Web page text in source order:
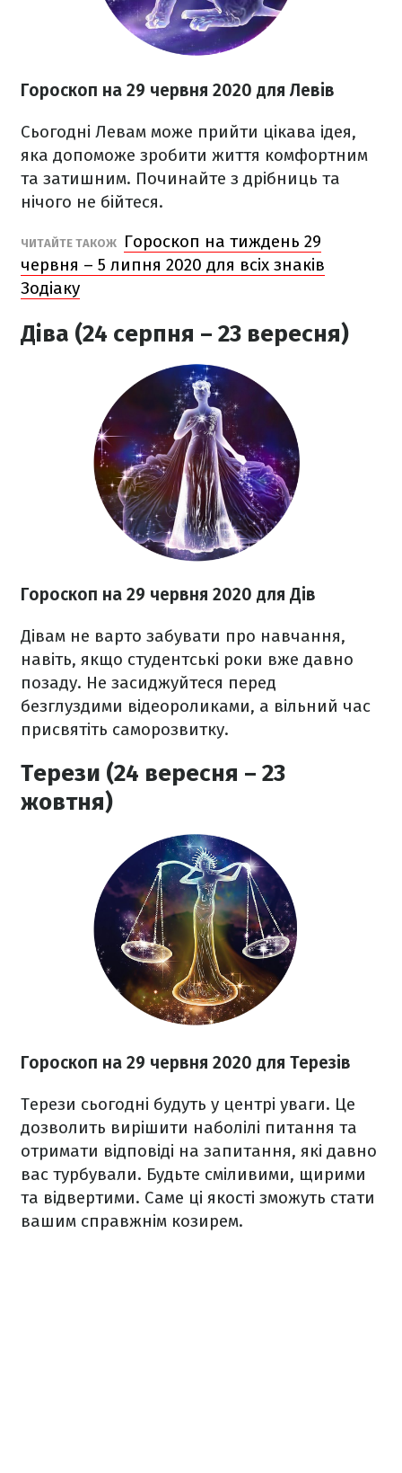
Гороскоп на 29 червня 2020 для Левів
Сьогодні Левам може прийти цікава ідея,
яка допоможе зробити життя комфортним
та затишним. Починайте з дрібниць та
нічого не бійтеся.
ЧИТАЙТЕ ТАКОЖ
Гороскоп на тиждень 29
червня – 5 липня 2020 для всіх знаків
Зодіаку
Діва (24 серпня – 23 вересня)
Гороскоп на 29 червня 2020 для Дів
Дівам не варто забувати про навчання,
навіть, якщо студентські роки вже давно
позаду. Не засиджуйтеся перед
безглуздими відеороликами, а вільний час
присвятіть саморозвитку.
Терези (24 вересня – 23
жовтня)
Гороскоп на 29 червня 2020 для Терезів
Терези сьогодні будуть у центрі уваги. Це
дозволить вирішити наболілі питання та
отримати відповіді на запитання, які давно
вас турбували. Будьте сміливими, щирими
та відвертими. Саме ці якості зможуть стати
вашим справжнім козирем.